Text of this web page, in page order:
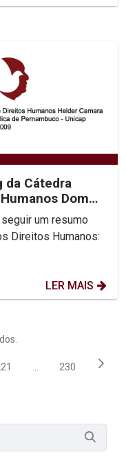
Dom
seguir um resumo
Direitos Humanos:
LER MAIS
ABA para navegar.
PáginaPáginasPágina
230